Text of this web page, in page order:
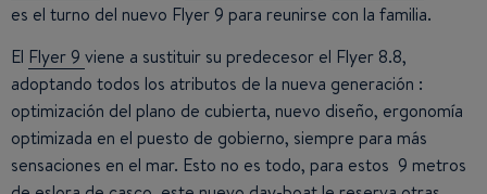
es el turno del nuevo Flyer 9 para reunirse con la familia.
El Flyer 9 viene a sustituir su predecesor el Flyer 8.8,
adoptando todos los atributos de la nueva generación :
optimización del plano de cubierta, nuevo diseño, ergonomía
optimizada en el puesto de gobierno, siempre para más
sensaciones en el mar. Esto no es todo, para estos 9 metros